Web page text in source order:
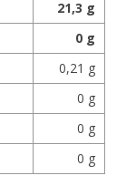
21,3 g
0 g
0,21 g
0 g
0 g
0 g